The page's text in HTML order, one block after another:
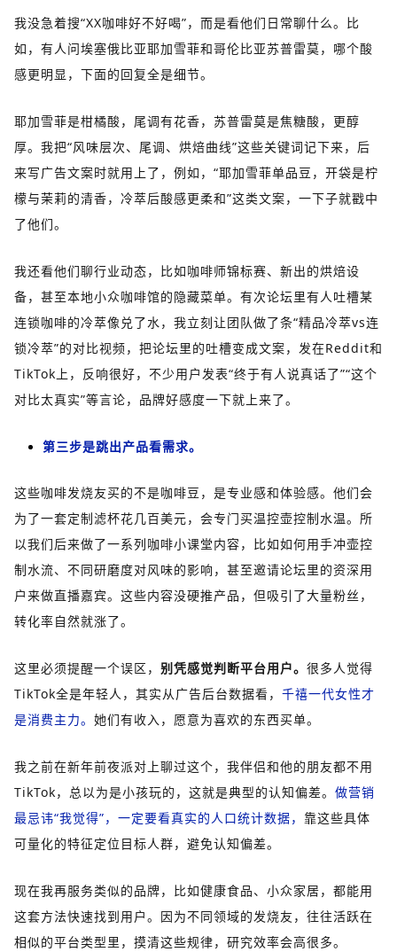
我没急着搜“XX咖啡好不好喝”，而是看他们日常聊什么。比
如，有人问埃塞俄比亚耶加雪菲和哥伦比亚苏普雷莫，哪个酸
感更明显，下面的回复全是细节。
耶加雪菲是柑橘酸，尾调有花香，苏普雷莫是焦糖酸，更醇
厚。我把“风味层次、尾调、烘焙曲线”这些关键词记下来，后
来写广告文案时就用上了，例如，“耶加雪菲单品豆，开袋是柠
檬与茉莉的清香，冷萃后酸感更柔和”这类文案，一下子就戳中
了他们。
我还看他们聊行业动态，比如咖啡师锦标赛、新出的烘焙设
备，甚至本地小众咖啡馆的隐藏菜单。有次论坛里有人吐槽某
连锁咖啡的冷萃像兑了水，我立刻让团队做了条“精品冷萃vs连
锁冷萃”的对比视频，把论坛里的吐槽变成文案，发在Reddit和
TikTok上，反响很好，不少用户发表“终于有人说真话了”“这个
对比太真实”等言论，品牌好感度一下就上来了。
第三步是跳出产品看需求。
这些咖啡发烧友买的不是咖啡豆，是专业感和体验感。他们会
为了一套定制滤杯花几百美元，会专门买温控壶控制水温。所
以我们后来做了一系列咖啡小课堂内容，比如如何用手冲壶控
制水流、不同研磨度对风味的影响，甚至邀请论坛里的资深用
户来做直播嘉宾。这些内容没硬推产品，但吸引了大量粉丝，
转化率自然就涨了。
这里必须提醒一个误区， 别凭感觉判断平台用户。 很多人觉得
TikTok全是年轻人，其实从广告后台数据看， 千禧一代女性才
是消费主力。 她们有收入，愿意为喜欢的东西买单。
我之前在新年前夜派对上聊过这个，我伴侣和他的朋友都不用
TikTok，总以为是小孩玩的，这就是典型的认知偏差。 做营销
最忌讳“我觉得”，一定要看真实的人口统计数据， 靠这些具体
可量化的特征定位目标人群，避免认知偏差。
现在我再服务类似的品牌，比如健康食品、小众家居，都能用
这套方法快速找到用户。因为不同领域的发烧友，往往活跃在
相似的平台类型里，摸清这些规律，研究效率会高很多。